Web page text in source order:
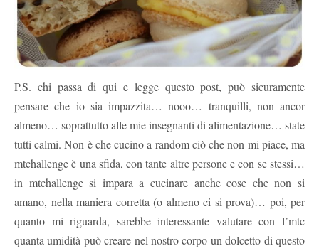
P.S. chi passa di qui e legge questo post, può sicuramente
pensare che io sia impazzita… nooo… tranquilli, non ancor
almeno… soprattutto alle mie insegnanti di alimentazione… state
tutti calmi. Non è che cucino a random ciò che non mi piace, ma
mtchallenge è una sfida, con tante altre persone e con se stessi…
in mtchallenge si impara a cucinare anche cose che non si
amano, nella maniera corretta (o almeno ci si prova)… poi, per
quanto mi riguarda, sarebbe interessante valutare con l’mtc
quanta umidità può creare nel nostro corpo un dolcetto di questo